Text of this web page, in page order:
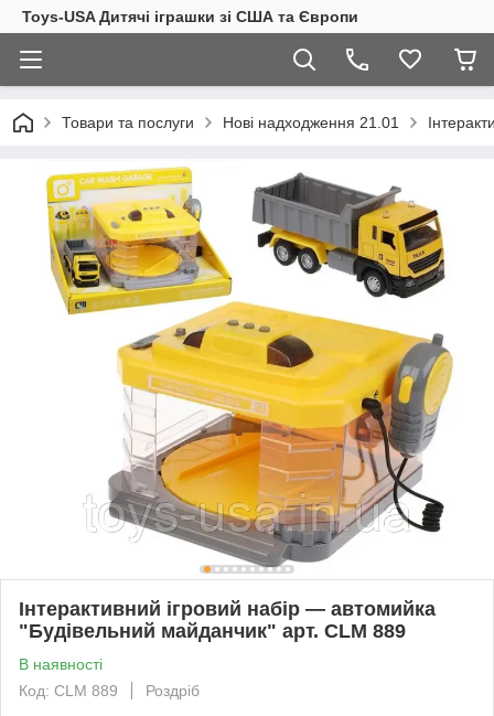
Toys-USA Дитячі іграшки зі США та Європи
Товари та послуги Нові надходження 21.01
Інтерактивний ігровий набір — автомийка
"Будівельний майданчик" арт. CLM 889
В наявності
Код: CLM 889
Роздріб